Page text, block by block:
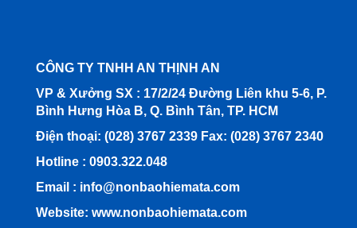
CÔNG TY TNHH AN THỊNH AN
VP & Xưởng SX : 17/2/24 Đường Liên khu 5-6, P.
Bình Hưng Hòa B, Q. Bình Tân, TP. HCM
Điện thoại: (028) 3767 2339 Fax: (028) 3767 2340
Hotline : 0903.322.048
Email : info@nonbaohiemata.com
Website: www.nonbaohiemata.com